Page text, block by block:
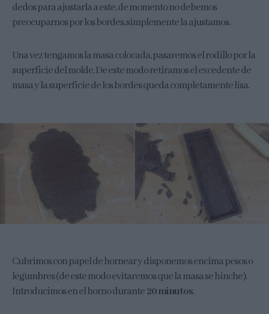
dedos para ajustarla a este, de momento no debemos
preocuparnos por los bordes, simplemente la ajustamos.
Una vez tengamos la masa colocada, pasaremos el rodillo por la
superficie del molde. De este modo retiramos el excedente de
masa y la superficie de los bordes queda completamente lisa.
Cubrimos con papel de hornear y disponemos encima pesos o
legumbres (de este modo evitaremos que la masa se hinche).
Introducimos en el horno durante20 minutos.